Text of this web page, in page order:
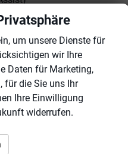
Assist)
um unsere Dienste für
wir Ihre
Daten für Marketing,
für die Sie uns Ihr
Ihre Einwilligung
widerrufen.